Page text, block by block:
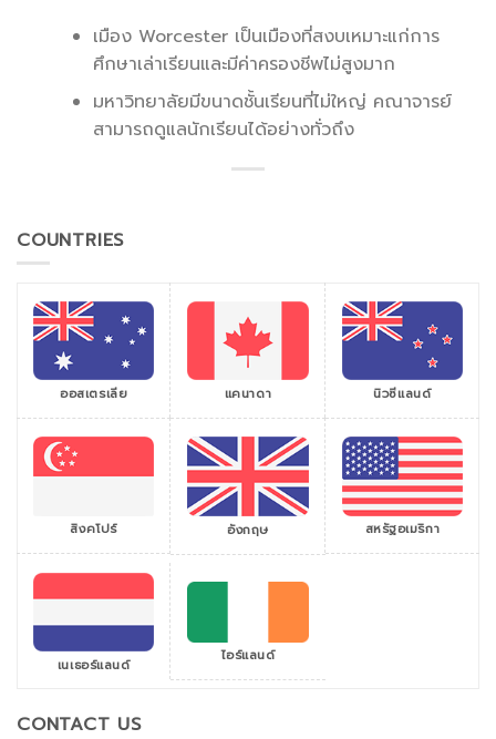
เมือง Worcester เป็นเมืองที่สงบเหมาะแก่การ
ศึกษาเล่าเรียนและมีค่าครองชีพไม่สูงมาก
มหาวิทยาลัยมีขนาดชั้นเรียนที่ไม่ใหญ่ คณาจารย์
สามารถดูแลนักเรียนได้อย่างทั่วถึง
COUNTRIES
ออสเตรเลีย แคนาดา นิวซีแลนด์
สิงคโปร์ อังกฤษ สหรัฐอเมริกา
เนเธอร์แลนด์ ไอร์แลนด์
CONTACT US